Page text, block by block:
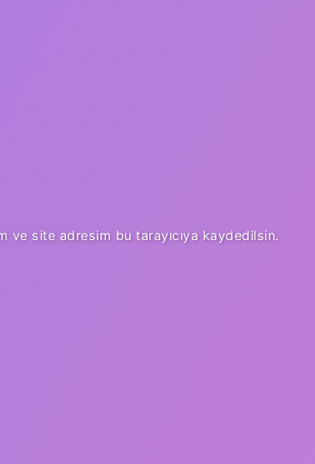
ve site adresim bu tarayıcıya kaydedilsin.